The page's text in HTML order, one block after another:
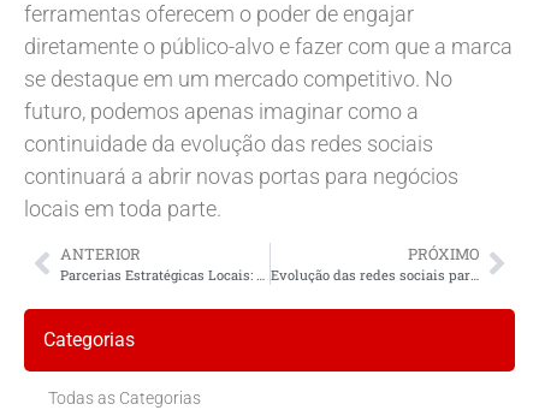
ferramentas oferecem o poder de engajar
diretamente o público-alvo e fazer com que a marca
se destaque em um mercado competitivo. No
futuro, podemos apenas imaginar como a
continuidade da evolução das redes sociais
continuará a abrir novas portas para negócios
locais em toda parte.
ANTERIOR PRÓXIMO
Evolução das redes sociais para apoio a negócios locais
Categorias
Todas as Categorias